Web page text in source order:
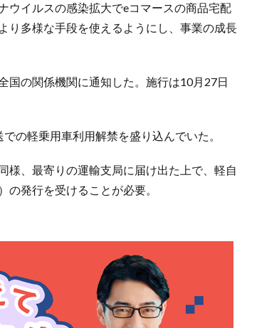
ウイルスの感染拡大でeコマースの商品宅配
り多様な手段を使えるようにし、事業の成長
国の関係機関に通知した。施行は10月27日
の軽乗用車利用解禁を盛り込んでいた。
様、最寄りの運輸支局に届け出た上で、軽自
発行を受けることが必要。